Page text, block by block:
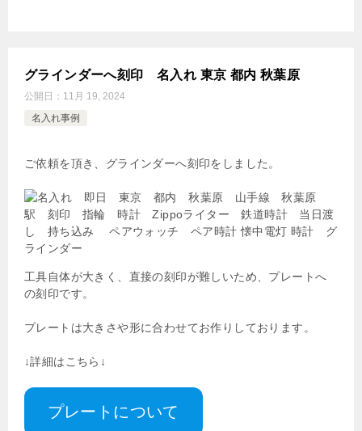
グラインダーへ刻印 名入れ 東京 都内 秋葉原
公開日： 11月 19, 2024
名入れ事例
ご依頼を頂き、グラインダーへ刻印をしました。
工具自体が大きく、直接の刻印が難しいため、プレートへ
の刻印です。
プレートは大きさや形に合わせてお作りしております。
↓詳細はこちら↓
プレートについて